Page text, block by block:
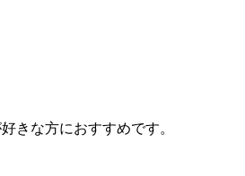
きな方におすすめです。